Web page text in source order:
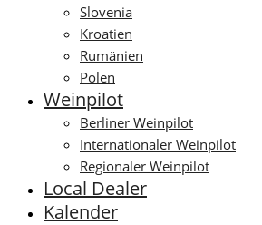
Slovenia
Kroatien
Rumänien
Polen
Weinpilot
Berliner Weinpilot
Internationaler Weinpilot
Regionaler Weinpilot
Local Dealer
Kalender